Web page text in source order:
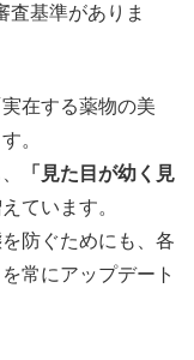
査基準がありま
在する薬物の美
。
「見た目が幼く見
ています。
防ぐためにも、各
常にアップデート